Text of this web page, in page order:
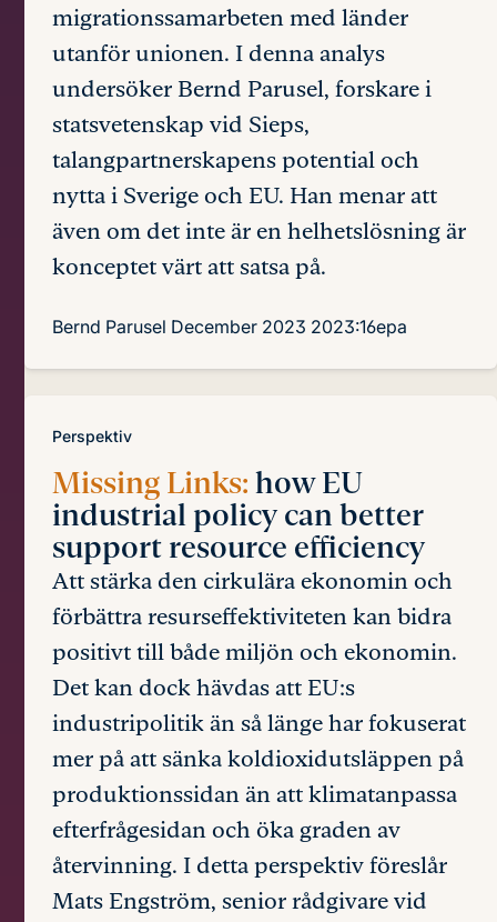
migrationssamarbeten med länder
utanför unionen. I denna analys
undersöker Bernd Parusel, forskare i
statsvetenskap vid Sieps,
talangpartnerskapens potential och
nytta i Sverige och EU. Han menar att
även om det inte är en helhetslösning är
konceptet värt att satsa på.
Bernd Parusel December 2023 2023:16epa
Perspektiv
Missing Links: how EU
industrial policy can better
support resource efficiency
Att stärka den cirkulära ekonomin och
förbättra resurseffektiviteten kan bidra
positivt till både miljön och ekonomin.
Det kan dock hävdas att EU:s
industripolitik än så länge har fokuserat
mer på att sänka koldioxidutsläppen på
produktionssidan än att klimatanpassa
efterfrågesidan och öka graden av
återvinning. I detta perspektiv föreslår
Mats Engström, senior rådgivare vid